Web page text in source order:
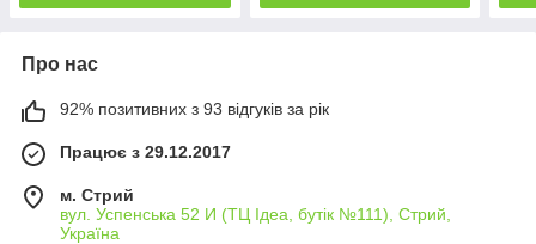
Про нас
92% позитивних з 93 відгуків за рік
Працює з 29.12.2017
м. Стрий
вул. Успенська 52 И (ТЦ Ідеа, бутік №111), Стрий,
Україна